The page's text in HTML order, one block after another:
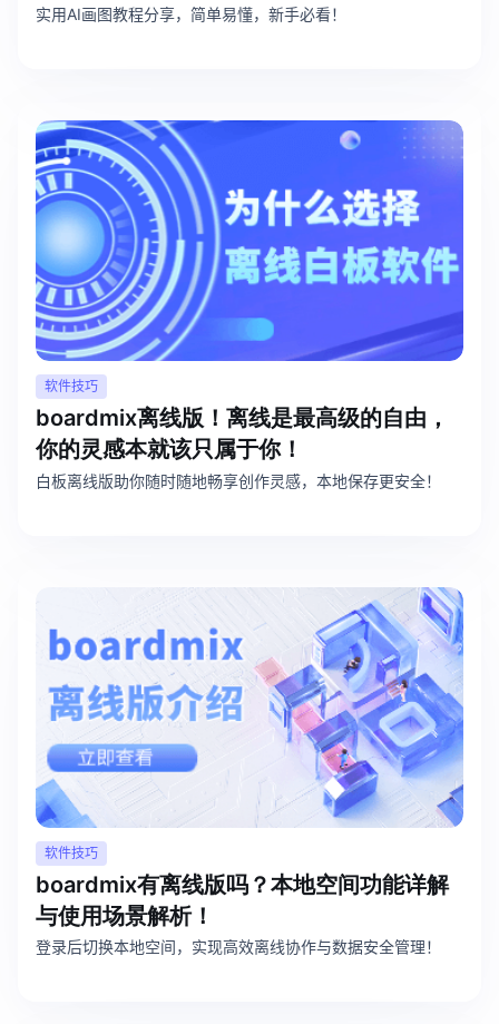
实用AI画图教程分享，简单易懂，新手必看！
软件技巧
boardmix离线版！离线是最高级的自由，
你的灵感本就该只属于你！
白板离线版助你随时随地畅享创作灵感，本地保存更安全！
软件技巧
boardmix有离线版吗？本地空间功能详解
与使用场景解析！
登录后切换本地空间，实现高效离线协作与数据安全管理！